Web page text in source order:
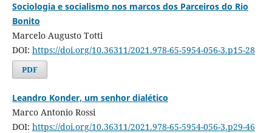
Sociologia e socialismo nos marcos dos Parceiros do Rio
Bonito
Marcelo Augusto Totti
DOI: https://doi.org/10.36311/2021.978-65-5954-056-3.p15-28
PDF
Leandro Konder, um senhor dialético
Marco Antonio Rossi
DOI: https://doi.org/10.36311/2021.978-65-5954-056-3.p29-46